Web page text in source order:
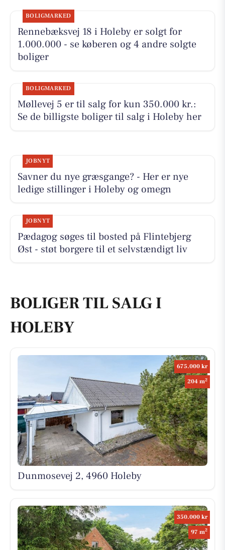
BOLIGMARKED
Rennebæksvej 18 i Holeby er solgt for
1.000.000 - se køberen og 4 andre solgte
boliger
BOLIGMARKED
Møllevej 5 er til salg for kun 350.000 kr.:
Se de billigste boliger til salg i Holeby her
JOBNYT
Savner du nye græsgange? - Her er nye
ledige stillinger i Holeby og omegn
JOBNYT
Pædagog søges til bosted på Flintebjerg
Øst - støt borgere til et selvstændigt liv
BOLIGER TIL SALG I
HOLEBY
675.000 kr
204 m2
Dunmosevej 2, 4960 Holeby
350.000 kr
97 m2